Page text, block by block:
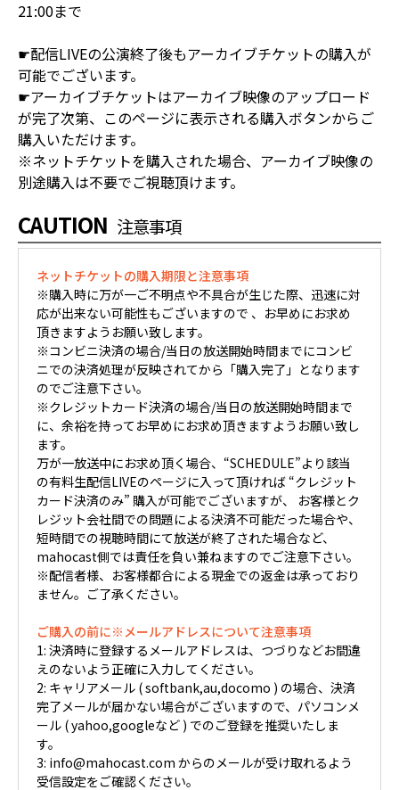
21:00まで
☛配信LIVEの公演終了後もアーカイブチケットの購入が
可能でございます。
☛アーカイブチケットはアーカイブ映像のアップロード
が完了次第、このページに表示される購入ボタンからご
購入いただけます。
※ネットチケットを購入された場合、アーカイブ映像の
別途購入は不要でご視聴頂けます。
CAUTION 注意事項
ネットチケットの購入期限と注意事項
※購入時に万が一ご不明点や不具合が生じた際、迅速に対
応が出来ない可能性もございますので 、お早めにお求め
頂きますようお願い致します。
※コンビニ決済の場合/当日の放送開始時間までにコンビ
ニでの決済処理が反映されてから「購入完了」となります
のでご注意下さい。
※クレジットカード決済の場合/当日の放送開始時間まで
に、余裕を持ってお早めにお求め頂きますようお願い致し
ます。
万が一放送中にお求め頂く場合、“SCHEDULE”より該当
の有料生配信LIVEのページに入って頂ければ “クレジット
カード決済のみ” 購入が可能でございますが、 お客様とク
レジット会社間での問題による決済不可能だった場合や、
短時間での視聴時間にて放送が終了された場合など、
mahocast側では責任を負い兼ねますのでご注意下さい。
※配信者様、お客様都合による現金での返金は承っており
ません。ご了承ください。
ご購入の前に※メールアドレスについて注意事項
1: 決済時に登録するメールアドレスは、つづりなどお間違
えのないよう正確に入力してください。
2: キャリアメール ( softbank,au,docomo ) の場合、決済
完了メールが届かない場合がございますので、パソコンメ
ール ( yahoo,googleなど ) でのご登録を推奨いたしま
す。
3: info@mahocast.com からのメールが受け取れるよう
受信設定をご確認ください。